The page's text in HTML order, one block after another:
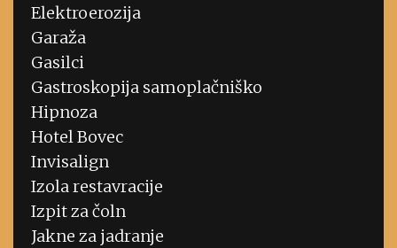
Elektroerozija
Garaža
Gasilci
Gastroskopija samoplačniško
Hipnoza
Hotel Bovec
Invisalign
Izola restavracije
Izpit za čoln
Jakne za jadranje